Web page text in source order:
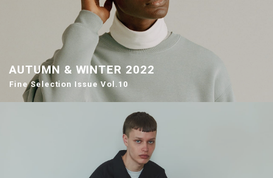
AUTUMN & WINTER 2022
Fine Selection Issue Vol.10